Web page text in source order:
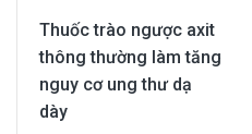
Thuốc trào ngược axit
thông thường làm tăng
nguy cơ ung thư dạ
dày